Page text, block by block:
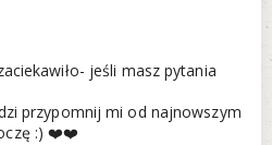
jeśli masz pytania
przypomnij mi od najnowszym
:) ❤️❤️